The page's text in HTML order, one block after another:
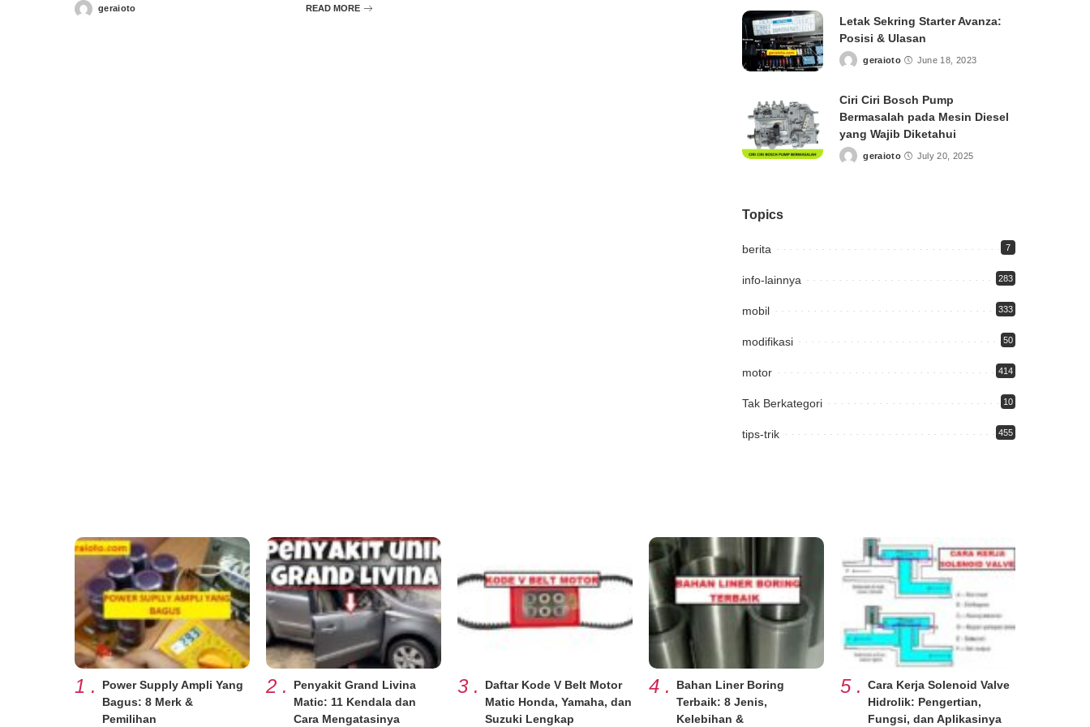
Postedgeraioto READ MORE
Letak Sekring Starter Avanza:
Posisi & Ulasan
Postedgeraioto June 18, 2023
Ciri Ciri Bosch Pump
Bermasalah pada Mesin Diesel
yang Wajib Diketahui
Postedgeraioto July 20, 2025
Topics
berita 7
info-lainnya 283
mobil 333
modifikasi 50
motor 414
Tak Berkategori 10
tips-trik 455
1 .
Power Supply Ampli Yang
Bagus: 8 Merk &
Pemilihan
2 .
Penyakit Grand Livina
Matic: 11 Kendala dan
Cara Mengatasinya
3 .
Daftar Kode V Belt Motor
Matic Honda, Yamaha, dan
Suzuki Lengkap
4 .
Bahan Liner Boring
Terbaik: 8 Jenis,
Kelebihan &
5 .
Cara Kerja Solenoid Valve
Hidrolik: Pengertian,
Fungsi, dan Aplikasinya